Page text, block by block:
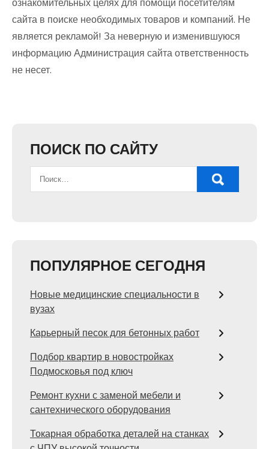
сайта в поиске необходимых товаров и компаний. Не
является рекламой! За неверную и изменившуюся
информацию Администрация сайта ответственность
не несет.
ПОИСК ПО САЙТУ
ПОПУЛЯРНОЕ СЕГОДНЯ
Новые медицинские специальности в
вузах
Карьерный песок для бетонных работ
Подбор квартир в новостройках
Подмосковья под ключ
Ремонт кухни с заменой мебели и
сантехнического оборудования
Токарная обработка деталей на станках